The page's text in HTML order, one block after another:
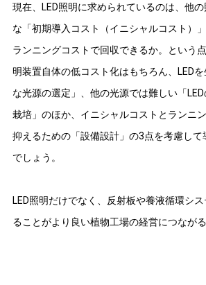
現在、LED照明に求められているのは、他
な「初期導入コスト（イニシャルコスト）
ランニングコストで回収できるか。という
明装置自体の低コスト化はもちろん、LED
な光源の選定」、他の光源では難しい「
栽培」のほか、イニシャルコストとランニ
抑えるための「設備設計」の3点を考慮して
でしょう。
LED照明だけでなく、反射板や養液循環シ
ることがより良い植物工場の経営につなが